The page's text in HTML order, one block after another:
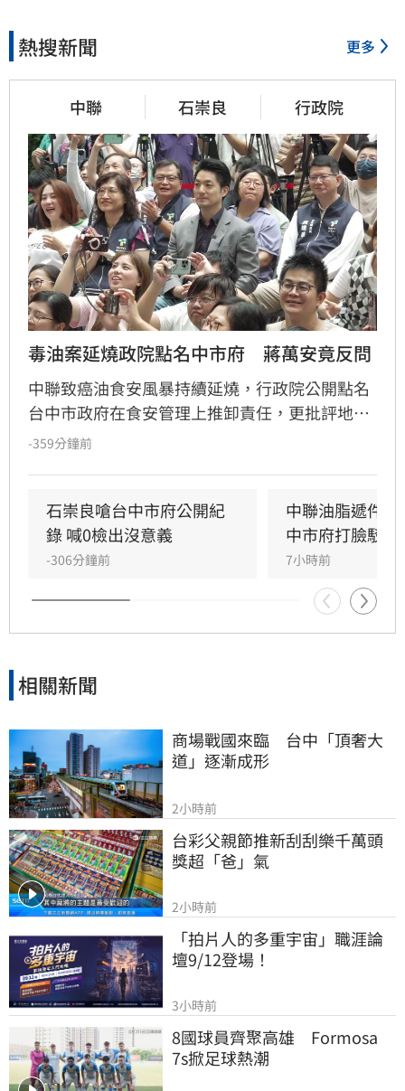
熱搜新聞 更多
中聯 石崇良 行政院
毒油案延燒政院點名中市府　蔣萬安竟反問
中聯致癌油食安風暴持續延燒，行政院公開點名
台中市政府在食安管理上推卸責任，更批評地方
首長無視法規、執迷於政治攻防，引發輿論關
題時，難道不需要負起應有的監管責任嗎？蔣萬
安呼籲執政當局應正視食安漏洞，儘速透過修法
完善食安法規，並對外明確交代問題油品的流向
與處理機制，以平息民眾對於食品安全的極度焦
慮
-359分鐘前
石崇良嗆台中市府公開紀
錄 喊0檢出沒意義
-306分鐘前
中聯油脂遞件
中市府打臉駁回
7小時前
相關新聞
商場戰國來臨　台中「頂奢大
道」逐漸成形
2小時前
台彩父親節推新刮刮樂千萬頭
獎超「爸」氣
2小時前
「拍片人的多重宇宙」職涯論
壇9/12登場！
3小時前
8國球員齊聚高雄　Formosa
7s掀足球熱潮